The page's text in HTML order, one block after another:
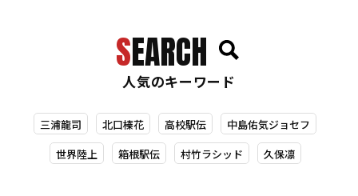
SEARCH
人気のキーワード
三浦龍司 北口榛花 高校駅伝 中島佑気ジョセフ
世界陸上 箱根駅伝 村竹ラシッド 久保凛